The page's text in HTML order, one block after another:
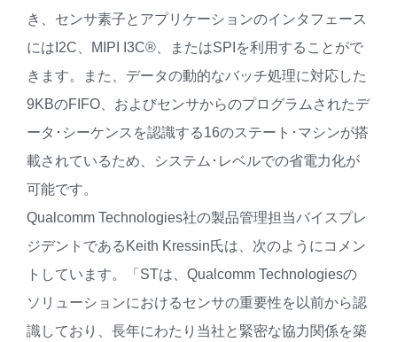
き、センサ素子とアプリケーションのインタフェース
にはI2C、MIPI I3C®、またはSPIを利用することがで
きます。また、データの動的なバッチ処理に対応した
9KBのFIFO、およびセンサからのプログラムされたデ
ータ･シーケンスを認識する16のステート･マシンが搭
載されているため、システム･レベルでの省電力化が
可能です。
Qualcomm Technologies社の製品管理担当バイスプレ
ジデントであるKeith Kressin氏は、次のようにコメン
トしています。「STは、Qualcomm Technologiesの
ソリューションにおけるセンサの重要性を以前から認
識しており、長年にわたり当社と緊密な協力関係を築